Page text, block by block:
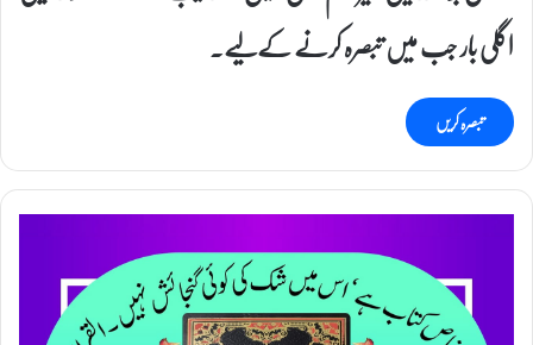
اگلی بار جب میں تبصرہ کرنے کےلیے۔